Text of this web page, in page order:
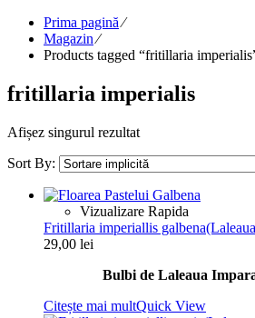
Prima pagină⁄
Magazin ⁄
Products tagged “fritillaria
fritillaria imperialis
Afișez singurul rezultat
Sort By:
Vizualizare Rapida
Fritillaria imperiallis
29,00 lei
Bulbi de Laleaua
Citește mai multQuick View